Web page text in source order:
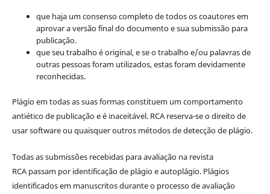
que haja um consenso completo de todos os coautores em
aprovar a versão final do documento e sua submissão para
publicação.
que seu trabalho é original, e se o trabalho e/ou palavras de
outras pessoas foram utilizados, estas foram devidamente
reconhecidas.
Plágio em todas as suas formas constituem um comportamento
antiético de publicação e é inaceitável. RCA reserva-se o direito de
usar software ou quaisquer outros métodos de detecção de plágio.
Todas as submissões recebidas para avaliação na revista
RCA passam por identificação de plágio e autoplágio. Plágios
identificados em manuscritos durante o processo de avaliação